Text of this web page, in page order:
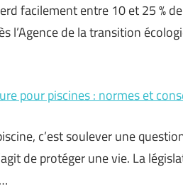
facilement entre 10 et 25 %
l’Agence de la transition
pour piscines : normes et
c’est soulever une
de protéger une vie. La